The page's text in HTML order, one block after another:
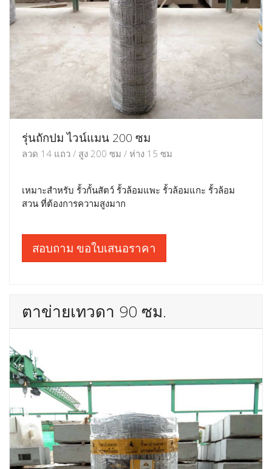
รุ่นถักปม ไวน์แมน 200 ซม
ลวด 14 แถว / สูง 200 ซม / ห่าง 15 ซม
เหมาะสำหรับ รั้วกั้นสัตว์ รั้วล้อมแพะ รั้วล้อมแกะ รั้วล้อม
สวน ที่ต้องการความสูงมาก
สอบถาม ขอใบเสนอราคา
ตาข่ายเทวดา 90 ซม.